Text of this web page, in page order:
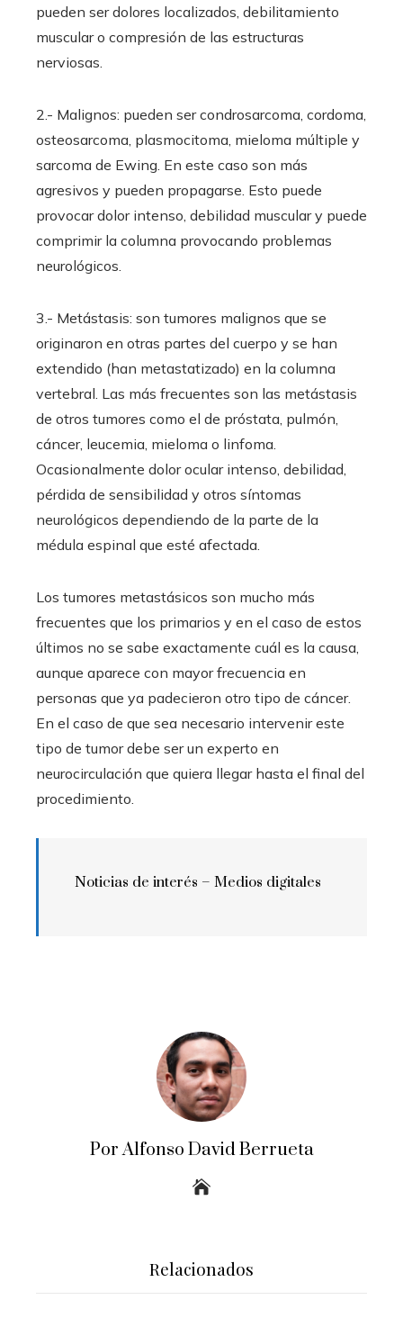
pueden ser dolores localizados, debilitamiento
muscular o compresión de las estructuras
nerviosas.
2.- Malignos: pueden ser condrosarcoma, cordoma,
osteosarcoma, plasmocitoma, mieloma múltiple y
sarcoma de Ewing. En este caso son más
agresivos y pueden propagarse. Esto puede
provocar dolor intenso, debilidad muscular y puede
comprimir la columna provocando problemas
neurológicos.
3.- Metástasis: son tumores malignos que se
originaron en otras partes del cuerpo y se han
extendido (han metastatizado) en la columna
vertebral. Las más frecuentes son las metástasis
de otros tumores como el de próstata, pulmón,
cáncer, leucemia, mieloma o linfoma.
Ocasionalmente dolor ocular intenso, debilidad,
pérdida de sensibilidad y otros síntomas
neurológicos dependiendo de la parte de la
médula espinal que esté afectada.
Los tumores metastásicos son mucho más
frecuentes que los primarios y en el caso de estos
últimos no se sabe exactamente cuál es la causa,
aunque aparece con mayor frecuencia en
personas que ya padecieron otro tipo de cáncer.
En el caso de que sea necesario intervenir este
tipo de tumor debe ser un experto en
neurocirculación que quiera llegar hasta el final del
procedimiento.
Noticias de interés – Medios digitales
Por Alfonso David Berrueta
Relacionados